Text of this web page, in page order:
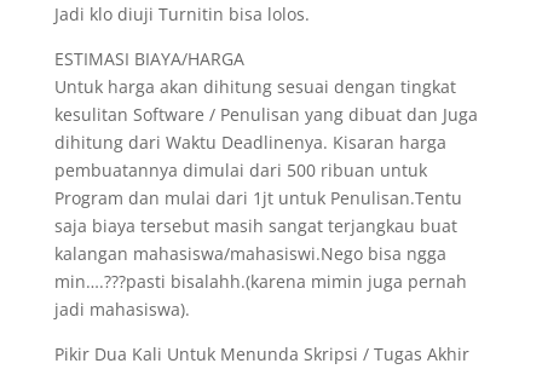
Jadi klo diuji Turnitin bisa lolos.
ESTIMASI BIAYA/HARGA
Untuk harga akan dihitung sesuai dengan tingkat
kesulitan Software / Penulisan yang dibuat dan Juga
dihitung dari Waktu Deadlinenya. Kisaran harga
pembuatannya dimulai dari 500 ribuan untuk
Program dan mulai dari 1jt untuk Penulisan.Tentu
saja biaya tersebut masih sangat terjangkau buat
kalangan mahasiswa/mahasiswi.Nego bisa ngga
min….???pasti bisalahh.(karena mimin juga pernah
jadi mahasiswa).
Pikir Dua Kali Untuk Menunda Skripsi / Tugas Akhir